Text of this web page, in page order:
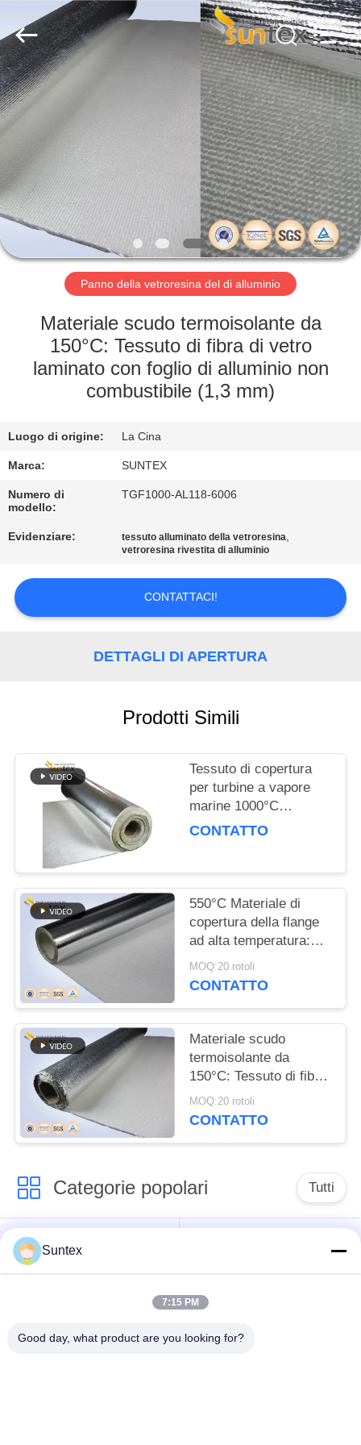
CASA.
PRODOTTI
SU
DI
NOI
VISITA
ALLA
FABBRICA
CONTROLLO
QUALITÀ
CONTATTACI
CHIEDI UN
PREVENTIVO
MAPPA
POLICY
Suntex
Composite
Industrial
Co.,Ltd..
All
Rights
Reserved.
Panno della vetroresina del di alluminio
Materiale scudo termoisolante da
150°C: Tessuto di fibra di vetro
laminato con foglio di alluminio non
combustibile (1,3 mm)
Luogo di origine: La Cina
Marca: SUNTEX
Numero di
modello:
TGF1000-AL118-6006
Evidenziare: tessuto alluminato della vetroresina,
vetroresina rivestita di alluminio
CONTATTACI!
DETTAGLI DI APERTURA
Prodotti Simili
Tessuto di copertura
per turbine a vapore
marine 1000°C
Isolamento ad alta
CONTATTO
550°C Materiale di
copertura della flange
ad alta temperatura:
0,4 mm di pellicola di
alluminio e copertura
MOQ:20 rotoli
CONTATTO
Materiale scudo
termoisolante da
150°C: Tessuto di fibra
di vetro laminato con
foglio di alluminio non
MOQ:20 rotoli
CONTATTO
Categorie popolari Tutti
tessuto rivestito di
silicone della
vetroresina
vetroresina
temperatura della
vetroresina dell'unità
Suntex
7:15 PM
Good day, what product are you looking for?